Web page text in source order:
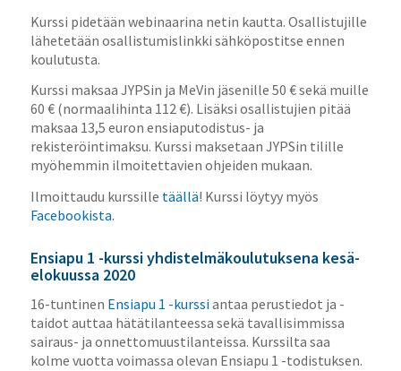
Kurssi pidetään webinaarina netin kautta. Osallistujille
lähetetään osallistumislinkki sähköpostitse ennen
koulutusta.
Kurssi maksaa JYPSin ja MeVin jäsenille 50 € sekä muille
60 € (normaalihinta 112 €). Lisäksi osallistujien pitää
maksaa 13,5 euron ensiaputodistus- ja
rekisteröintimaksu. Kurssi maksetaan JYPSin tilille
myöhemmin ilmoitettavien ohjeiden mukaan.
Ilmoittaudu kurssille täällä! Kurssi löytyy myös
Facebookista.
Ensiapu 1 -kurssi yhdistelmäkoulutuksena kesä-
elokuussa 2020
16-tuntinen Ensiapu 1 -kurssiantaa perustiedot ja -
taidot auttaa hätätilanteessa sekä tavallisimmissa
sairaus- ja onnettomuustilanteissa. Kurssilta saa
kolme vuotta voimassa olevan Ensiapu 1 -todistuksen.